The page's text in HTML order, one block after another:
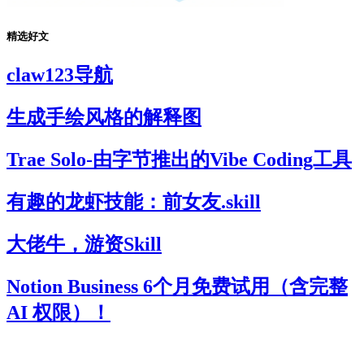
精选好文
claw123导航
生成手绘风格的解释图
Trae Solo-由字节推出的Vibe Coding工具
有趣的龙虾技能：前女友.skill
大佬牛，游资Skill
Notion Business 6个月免费试用（含完整
AI 权限）！